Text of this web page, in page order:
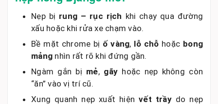
Nẹp bị rung – rục rịch khi chạy qua đường
xấu hoặc khi rửa xe chạm vào.
Bề mặt chrome bị ố vàng, lỗ chỗ hoặc bong
mảng nhìn rất rõ khi đứng gần.
Ngàm gắn bị mẻ, gãy hoặc nẹp không còn
“ăn” vào vị trí cũ.
Xung quanh nẹp xuất hiện vết trầydo nẹp